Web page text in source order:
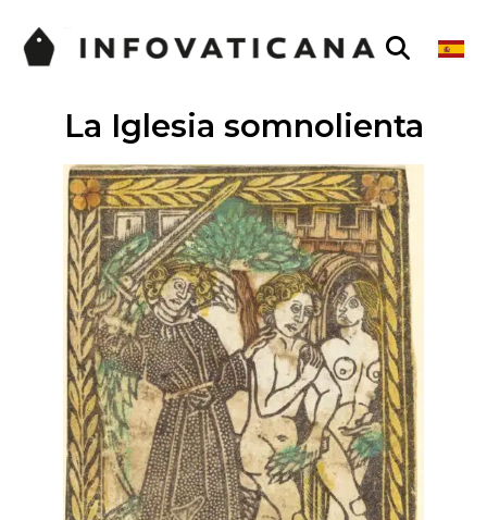
La Iglesia somnolienta